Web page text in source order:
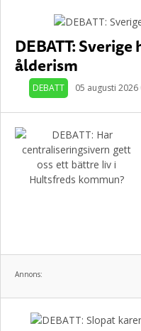
DEBATT:
ålderism
DEBATT 05 augusti 2026
Annons: